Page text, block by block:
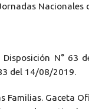
Nacionales
N° 63
del 14/08/2019.
Familias. Gaceta